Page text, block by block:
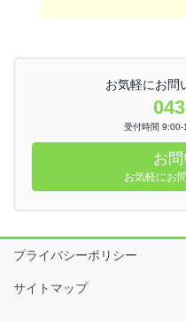
お気軽にお問
受付時間 9:00-
お
お気軽にお
プライバシーポリシー
サイトマップ